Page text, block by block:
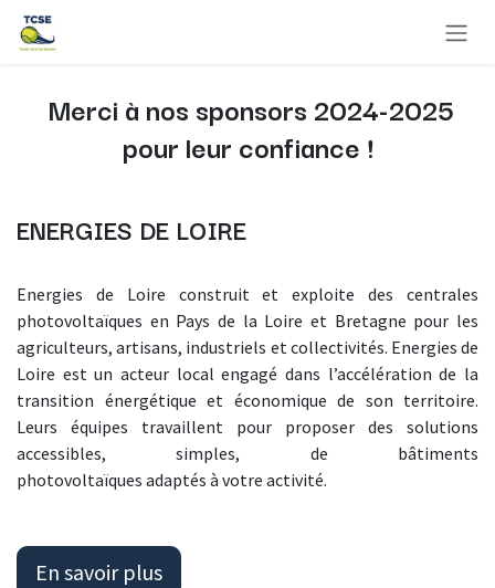
Se rendre au contenu
Merci à nos sponsors 2024-2025
pour leur confiance !
ENERGIES DE LOIRE
Energies de Loire construit et exploite des centrales
photovoltaïques en Pays de la Loire et Bretagne pour les
agriculteurs, artisans, industriels et collectivités. Energies de
Loire est un acteur local engagé dans l’accélération de la
transition énergétique et économique de son territoire.
Leurs équipes travaillent pour proposer des solutions
accessibles, simples, de bâtiments
photovoltaïques adaptés à votre activité.
En savoir plus